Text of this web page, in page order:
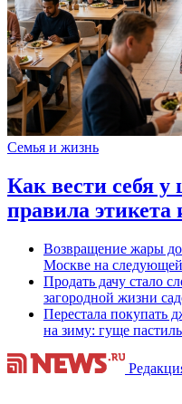
Семья и жизнь
Как вести себя у
правила этикета
Возвращение жары
Москве на
Продать дачу стало
загородной жизни
Перестала покупать
на зиму: гуще